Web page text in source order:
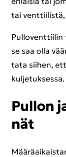
tai
Pul­lo­vent­tii­lin
se saa olla
ta­ta sii­hen,
kul­je­tuk­ses­sa.
Pul­lon
nät